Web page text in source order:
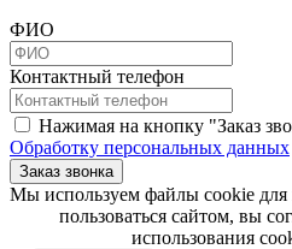
ФИО
Контактный телефон
Нажимая на кнопку "Заказ
Обработку персональных данных
Заказ звонка
​​​​​​​Мы используем файлы cookie для
пользоваться сайтом, вы
использования